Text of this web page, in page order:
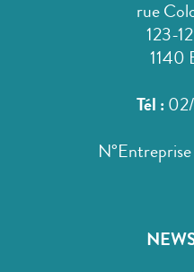
rue
123-
1140
Tél :